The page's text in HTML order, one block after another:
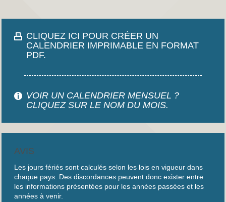
CLIQUEZ ICI POUR CRÉER UN
CALENDRIER IMPRIMABLE EN FORMAT
PDF.
VOIR UN CALENDRIER MENSUEL ?
CLIQUEZ SUR LE NOM DU MOIS.
AVIS
Les jours fériés sont calculés selon les lois en vigueur dans
chaque pays. Des discordances peuvent donc exister entre
les informations présentées pour les années passées et les
années à venir.